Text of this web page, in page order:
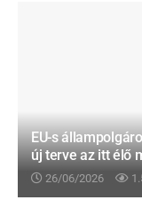
EU-s
új terve az itt élő
26/06/2026